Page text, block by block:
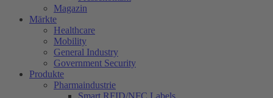
Magazin
Märkte
Healthcare
Mobility
General Industry
Government Security
Produkte
Pharmaindustrie
Smart RFID/NFC Labels